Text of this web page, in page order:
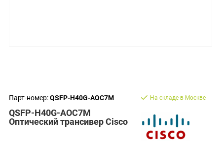
Парт-номер:QSFP-H40G-AOC7M
QSFP-H40G-AOC7M
Оптический трансивер Cisco
На складе в Москве